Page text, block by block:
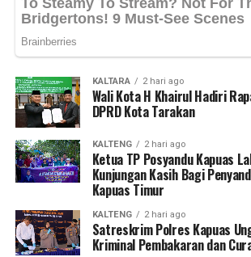
KALTARA 2 hari ago
Wali Kota H Khairul Hadiri
DPRD Kota Tarakan
KALTENG 2 hari ago
Ketua TP Posyandu Kapuas
Kunjungan Kasih Bagi
Kapuas Timur
KALTENG 2 hari ago
Satreskrim Polres Kapuas
Kriminal Pembakaran dan